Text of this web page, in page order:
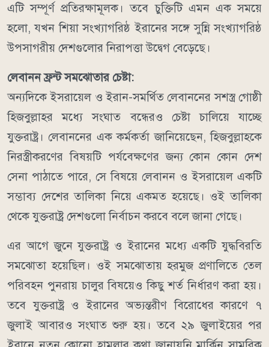
এটি সম্পূর্ণ প্রতিরক্ষামূলক।তবে চুক্তিটি এমন এক সময়ে
হলো, যখন শিয়া সংখ্যাগরিষ্ঠ ইরানের সঙ্গে সুন্নি সংখ্যাগরিষ্ঠ
উপসাগরীয় দেশগুলোর নিরাপত্তা উদ্বেগ বেড়েছে।
লেবানন ফ্রন্ট সমঝোতার চেষ্টা:
অন্যদিকে ইসরায়েল ও ইরান-সমর্থিত লেবাননের সশস্ত্র গোষ্ঠী
হিজবুল্লাহর মধ্যে সংঘাত বন্ধেরও চেষ্টা চালিয়ে যাচ্ছে
যুক্তরাষ্ট্র। লেবাননের এক কর্মকর্তা জানিয়েছেন, হিজবুল্লাহকে
নিরস্ত্রীকরণের বিষয়টি পর্যবেক্ষণের জন্য কোন কোন দেশ
সেনা পাঠাতে পারে, সে বিষয়ে লেবানন ও ইসরায়েল একটি
সম্ভাব্য দেশের তালিকা নিয়ে একমত হয়েছে। ওই তালিকা
থেকে যুক্তরাষ্ট্র দেশগুলো নির্বাচন করবে বলে জানা গেছে।
এর আগে জুনে যুক্তরাষ্ট্র ও ইরানের মধ্যে একটি যুদ্ধবিরতি
সমঝোতা হয়েছিল। ওই সমঝোতায় হরমুজ প্রণালিতে তেল
পরিবহন পুনরায় চালুর বিষয়েও কিছু শর্ত নির্ধারণ করা হয়।
তবে যুক্তরাষ্ট্র ও ইরানের অভ্যন্তরীণ বিরোধের কারণে ৭
জুলাই আবারও সংঘাত শুরু হয়।তবে ২৯ জুলাইয়ের পর